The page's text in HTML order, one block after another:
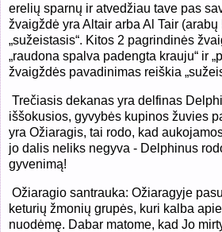
erelių sparnų ir atvedžiau tave pas
žvaigždė yra Altair arba Al Tair
„sužeistasis“. Kitos 2 pagrindinės
„raudona spalva padengta krauju“ ir
žvaigždės pavadinimas reiškia
Trečiasis dekanas yra delfinas
iššokusios, gyvybės kupinos žuvies
yra Ožiaragis, tai rodo, kad
jo dalis neliks negyva - Delphinus
gyvenimą!
Ožiaragio santrauka: Ožiaragyje
keturių žmonių grupės, kuri kalba
nuodėmę. Dabar matome, kad Jo